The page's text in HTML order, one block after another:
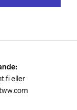
eller